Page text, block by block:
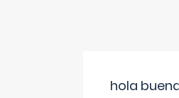
hola